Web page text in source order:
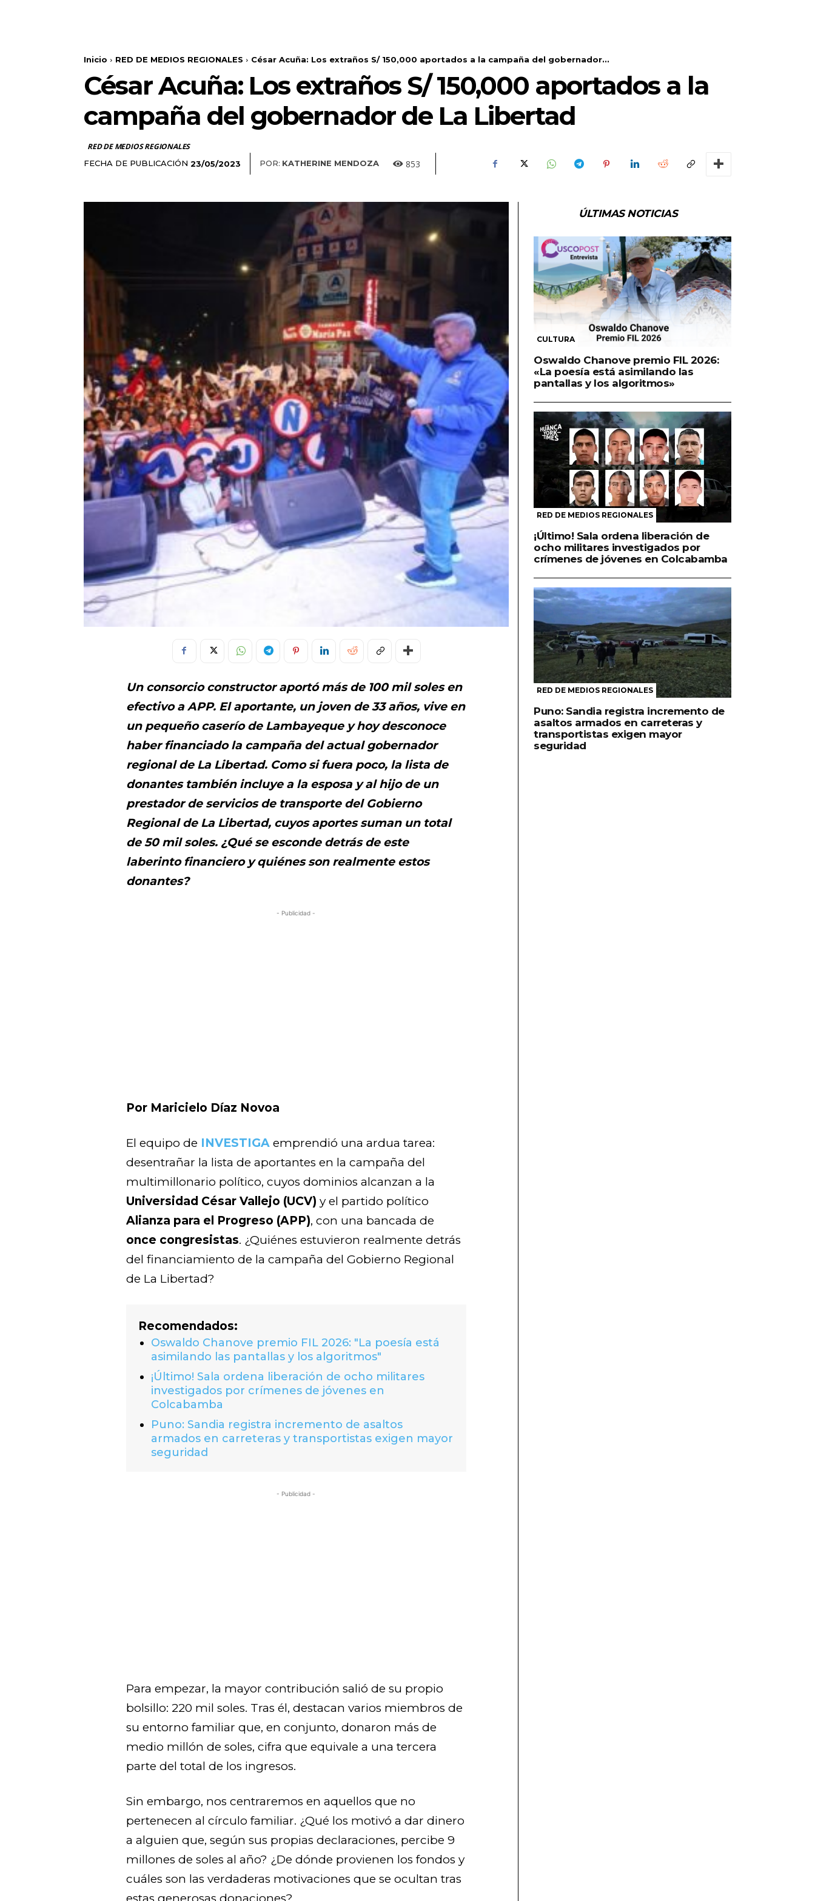
Inicio RED DE MEDIOS REGIONALES César Acuña: Los extraños S/ 150,000 aportados a la campaña del gobernador...
César Acuña: Los extraños S/ 150,000 aportados a la
campaña del gobernador de La Libertad
RED DE MEDIOS REGIONALES
FECHA DE PUBLICACIÓN 23/05/2023 POR: KATHERINE MENDOZA 853
Un consorcio constructor aportó más de 100 mil soles en
efectivo a APP. El aportante, un joven de 33 años, vive en
un pequeño caserío de Lambayeque y hoy desconoce
haber financiado la campaña del actual gobernador
regional de La Libertad. Como si fuera poco, la lista de
donantes también incluye a la esposa y al hijo de un
prestador de servicios de transporte del Gobierno
Regional de La Libertad, cuyos aportes suman un total
de 50 mil soles. ¿Qué se esconde detrás de este
laberinto financiero y quiénes son realmente estos
donantes?
- Publicidad -
Por Maricielo Díaz Novoa
El equipo de INVESTIGA emprendió una ardua tarea:
desentrañar la lista de aportantes en la campaña del
multimillonario político, cuyos dominios alcanzan a la
Universidad César Vallejo (UCV) y el partido político
Alianza para el Progreso (APP), con una bancada de
once congresistas. ¿Quiénes estuvieron realmente detrás
del financiamiento de la campaña del Gobierno Regional
de La Libertad?
Recomendados:
Oswaldo Chanove premio FIL 2026: "La poesía está
asimilando las pantallas y los algoritmos"
¡Último! Sala ordena liberación de ocho militares
investigados por crímenes de jóvenes en
Colcabamba
Puno: Sandia registra incremento de asaltos
armados en carreteras y transportistas exigen mayor
seguridad
- Publicidad -
Para empezar, la mayor contribución salió de su propio
bolsillo: 220 mil soles. Tras él, destacan varios miembros de
su entorno familiar que, en conjunto, donaron más de
medio millón de soles, cifra que equivale a una tercera
parte del total de los ingresos.
Sin embargo, nos centraremos en aquellos que no
pertenecen al círculo familiar. ¿Qué los motivó a dar dinero
a alguien que, según sus propias declaraciones, percibe 9
millones de soles al año? ¿De dónde provienen los fondos y
cuáles son las verdaderas motivaciones que se ocultan tras
estas generosas donaciones?
ÚLTIMAS NOTICIAS
CULTURA
Oswaldo Chanove premio FIL 2026:
«La poesía está asimilando las
pantallas y los algoritmos»
RED DE MEDIOS REGIONALES
¡Último! Sala ordena liberación de
ocho militares investigados por
crímenes de jóvenes en Colcabamba
RED DE MEDIOS REGIONALES
Puno: Sandia registra incremento de
asaltos armados en carreteras y
transportistas exigen mayor
seguridad